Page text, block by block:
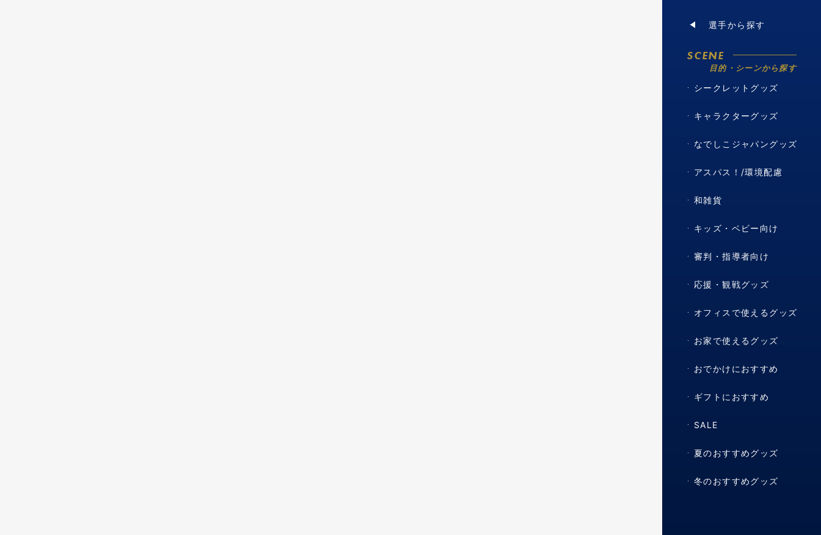
選手から探す
SCENE
目的・シーンから探す
シークレットグッズ
キャラクターグッズ
なでしこジャパングッズ
アスパス！/環境配慮
和雑貨
キッズ・ベビー向け
審判・指導者向け
応援・観戦グッズ
オフィスで使えるグッズ
お家で使えるグッズ
おでかけにおすすめ
ギフトにおすすめ
SALE
夏のおすすめグッズ
冬のおすすめグッズ